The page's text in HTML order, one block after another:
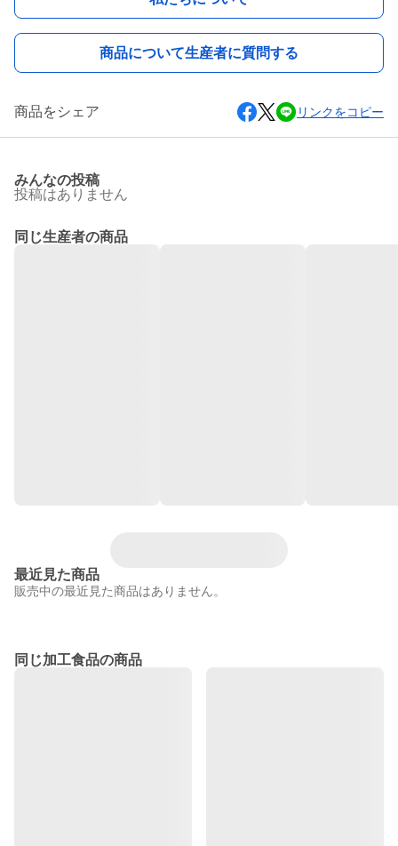
商品について生産者に質問する
商品をシェア リンクをコピー
みんなの投稿
投稿はありません
同じ生産者の商品
最近見た商品
販売中の最近見た商品はありません。
同じ加工食品の商品